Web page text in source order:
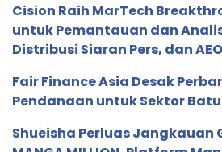
Cision Raih MarTech
untuk Pemantauan dan
Distribusi Siaran Pers, dan AEO
Fair Finance Asia Desak
Pendanaan untuk Sektor Batu
Shueisha Perluas Jangkauan